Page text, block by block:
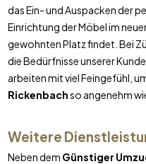
das Ein- und Auspacken der
Einrichtung der Möbel im
gewohnten Platz findet. Bei
die Bedürfnisse unserer
arbeiten mit viel Feingefühl,
Rickenbachso angenehm
Weitere
Neben dem Günstiger